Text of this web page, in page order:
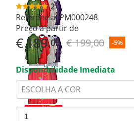
2
Referência:PM000248
Preço a partir de
€189,05 € 199,00 -5%
Disponibilidade Imediata
ESCOLHA A COR